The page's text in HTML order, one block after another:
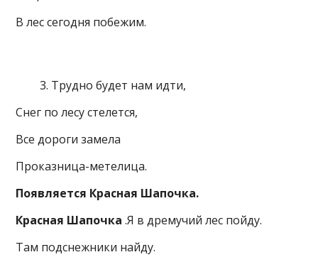
В лес сегодня побежим.
Трудно будет нам идти,
Снег по лесу стелется,
Все дороги замела
Проказница-метелица.
Появляется Красная Шапочка.
Красная Шапочка .Я в дремучий лес пойду.
Там подснежники найду.